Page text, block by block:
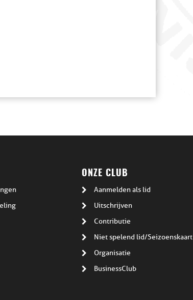
ONZE CLUB
Aanmelden als lid
Uitschrijven
Contributie
Niet spelend lid/Seizoenskaart
Organisatie
BusinessClub